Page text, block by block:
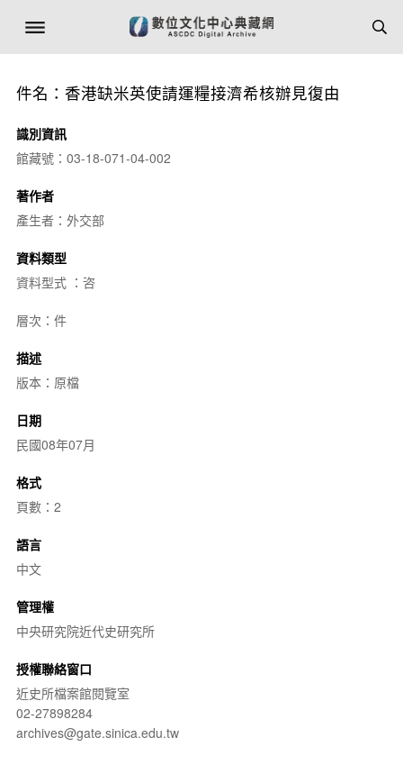
件名：香港缺米英使請運糧接濟希核辦見復由
識別資訊
館藏號：03-18-071-04-002
著作者
產生者：外交部
資料類型
資料型式 ：咨
層次：件
描述
版本：原檔
日期
民國08年07月
格式
頁數：2
語言
中文
管理權
中央研究院近代史研究所
授權聯絡窗口
近史所檔案館閱覽室
02-27898284
archives@gate.sinica.edu.tw